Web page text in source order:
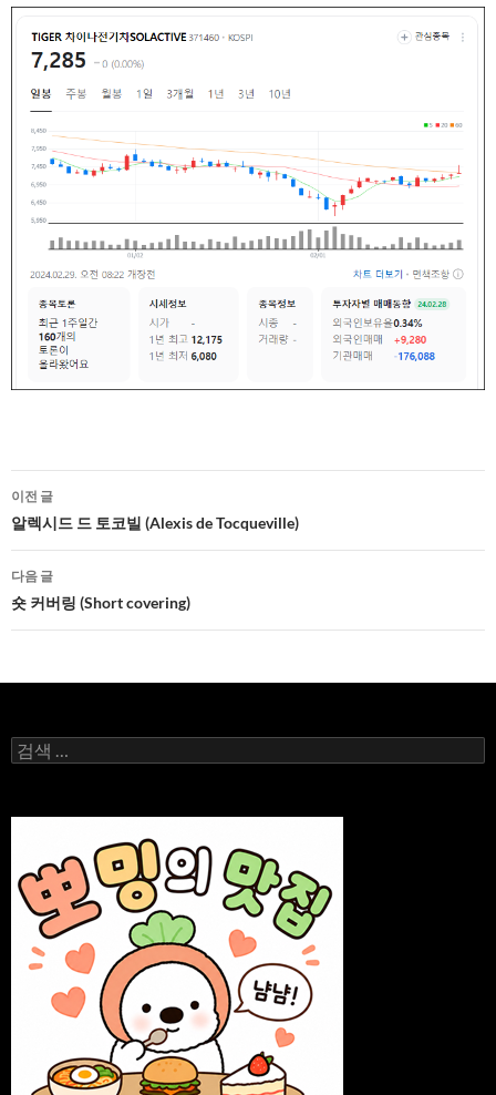
글
네
비
게
션
이전 글
알렉시드 드 토코빌 (Alexis de Tocqueville)
다음 글
숏 커버링 (Short covering)
검
색: